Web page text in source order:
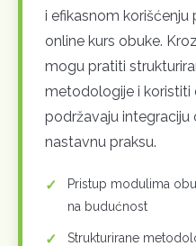
i efikasnom korišćenju
online kurs obuke.
mogu pratiti
metodologije i koristiti
podržavaju
nastavnu praksu.
Pristup modulima
na budućnost
Strukturirane